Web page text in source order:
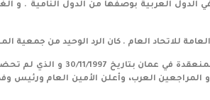
العربية بوصفها من الدول النامية . و
للاتحاد العام . كان الرد الوحيد من جمعية
6 – تسلمنا صورة محضر اجتماع
العرب، وأعلن الأمين العام ورئيس